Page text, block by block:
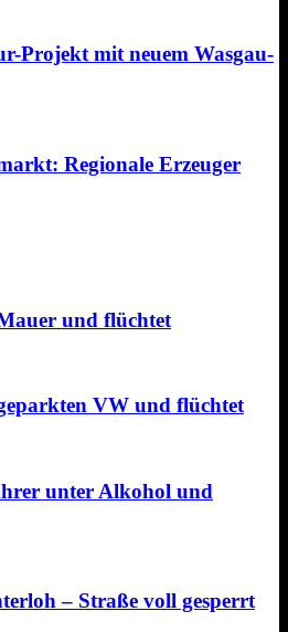
Projekt mit neuem Wasgau-
Regionale Erzeuger
und flüchtet
VW und flüchtet
unter Alkohol und
– Straße voll gesperrt